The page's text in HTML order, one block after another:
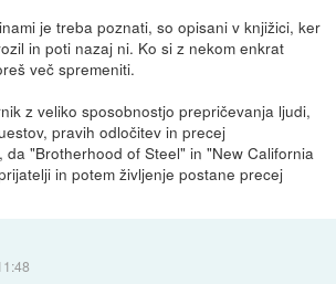
je treba poznati, so opisani v knjižici, ker
in poti nazaj ni. Ko si z nekom enkrat
več spremeniti.
z veliko sposobnostjo prepričevanja ljudi,
pravih odločitev in precej
da "Brotherhood of Steel" in "New California
in potem življenje postane precej